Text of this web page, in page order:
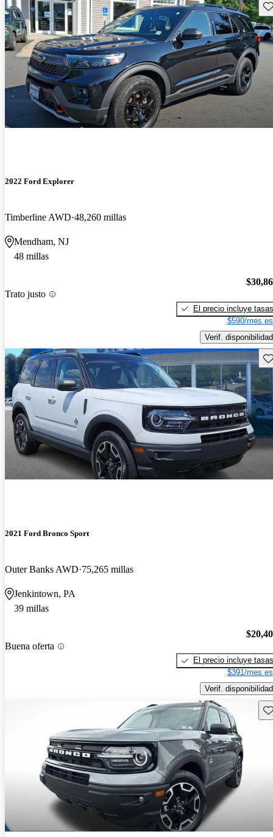
2022 Ford Explorer
Timberline AWD 48,260 millas
Mendham, NJ
48 millas
Trato justo
El precio incluye tasas
$590/mes
Verif. disponibilidad
2021 Ford Bronco Sport
Outer Banks AWD 75,265 millas
Jenkintown, PA
39 millas
Buena oferta
El precio incluye tasas
$391/mes
Verif. disponibilidad